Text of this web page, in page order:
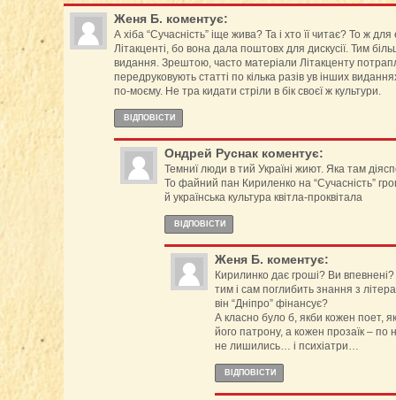
Женя Б. коментує:
А хіба “Сучасність” іще жива? Та і хто її читає? То ж
Літакценті, бо вона дала поштовх для дискусії. Тим
видання. Зрештою, часто матеріали Літакценту
передруковують статті по кілька разів ув інших
по-моєму. Не тра кидати стріли в бік своєї ж культури.
ВІДПОВІCТИ
Ондрей Руснак коментує:
Темниї люди в тий Україні жиют. Яка там
То файний пан Кириленко на “Сучасність”
й українська культура квітла-проквітала
ВІДПОВІCТИ
Женя Б. коментує:
Кирилинко дає гроші? Ви
тим і сам поглибить знання з
він “Дніпро” фінансує?
А класно було б, якби кожен поет,
його патрону, а кожен прозаїк – по
не лишились… і психіатри…
ВІДПОВІCТИ